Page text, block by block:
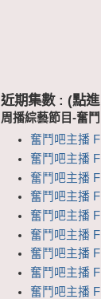
近期集數 : (點
周播綜藝節目-奮
奮鬥吧主播
奮鬥吧主播
奮鬥吧主播
奮鬥吧主播
奮鬥吧主播
奮鬥吧主播
奮鬥吧主播
奮鬥吧主播
奮鬥吧主播